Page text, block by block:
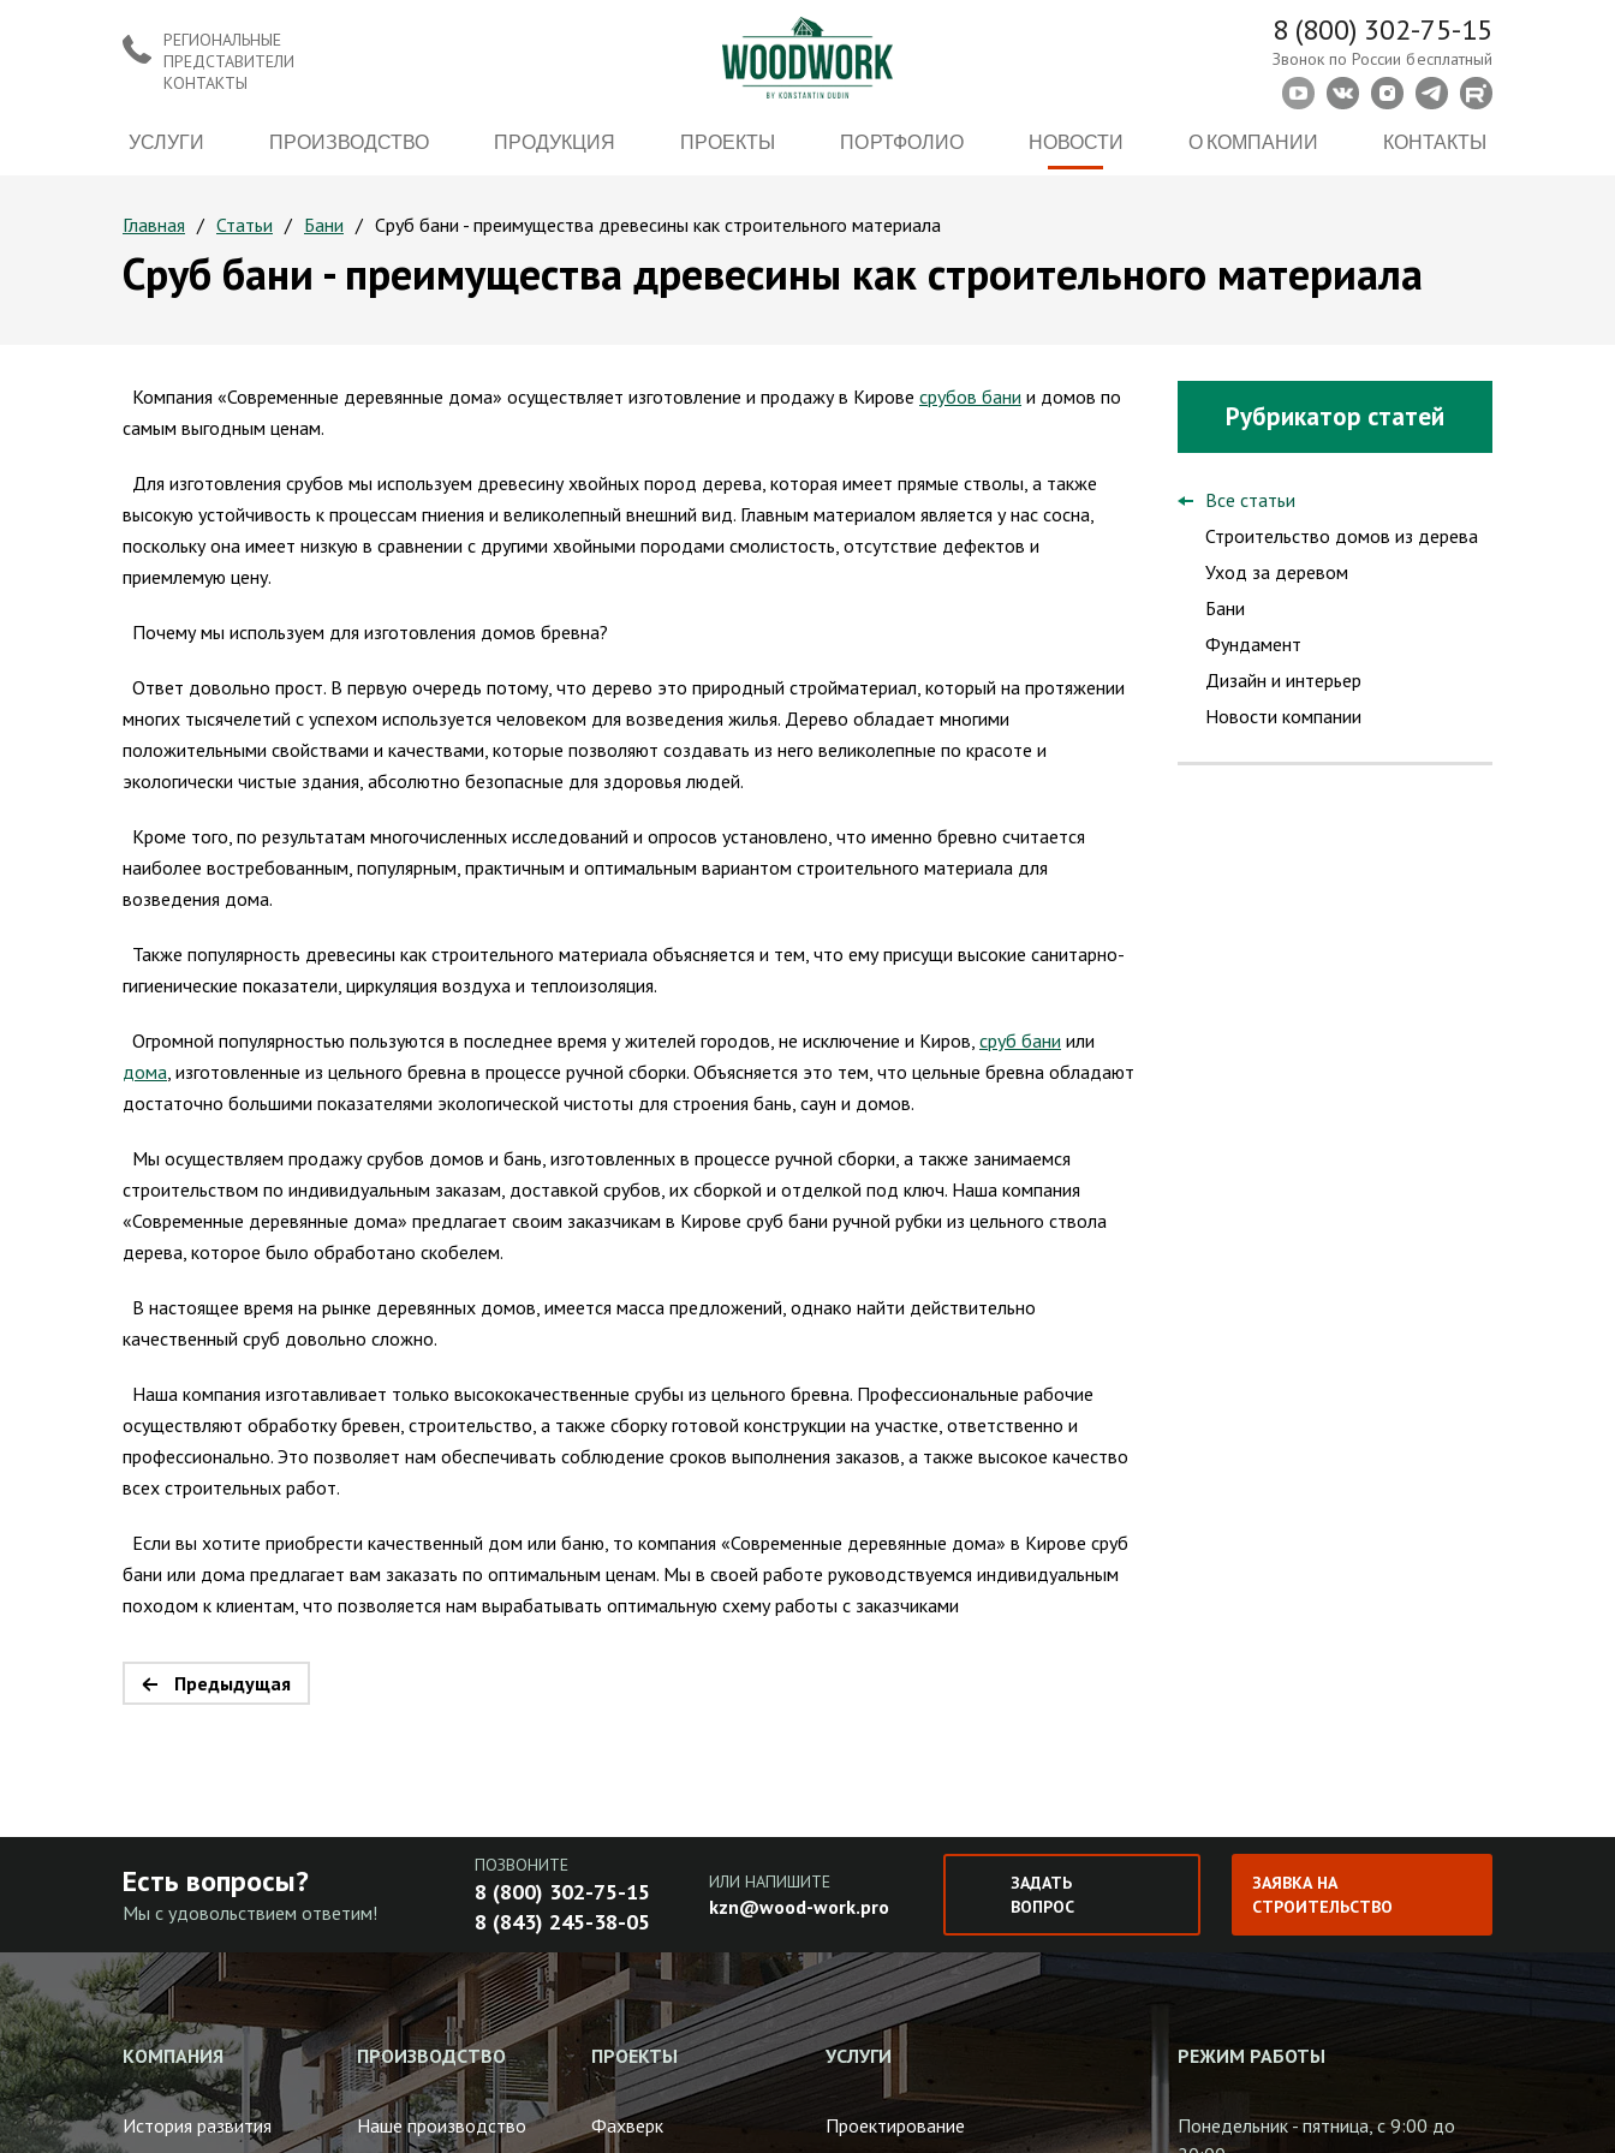
РЕГИОНАЛЬНЫЕ
ПРЕДСТАВИТЕЛИ
КОНТАКТЫ
8 (800) 302-75-15
Звонок по России бесплатный
УСЛУГИ ПРОИЗВОДСТВО ПРОДУКЦИЯ ПРОЕКТЫ ПОРТФОЛИО НОВОСТИ О КОМПАНИИ КОНТАКТЫ
Главная Статьи Бани Сруб бани - преимущества древесины как строительного материала
Сруб бани - преимущества древесины как строительного материала
Компания «Современные деревянные дома» осуществляет изготовление и продажу в Кирове срубов бани и домов по
самым выгодным ценам.
Для изготовления срубов мы используем древесину хвойных пород дерева, которая имеет прямые стволы, а также
высокую устойчивость к процессам гниения и великолепный внешний вид. Главным материалом является у нас сосна,
поскольку она имеет низкую в сравнении с другими хвойными породами смолистость, отсутствие дефектов и
приемлемую цену.
Почему мы используем для изготовления домов бревна?
Ответ довольно прост. В первую очередь потому, что дерево это природный стройматериал, который на протяжении
многих тысячелетий с успехом используется человеком для возведения жилья. Дерево обладает многими
положительными свойствами и качествами, которые позволяют создавать из него великолепные по красоте и
экологически чистые здания, абсолютно безопасные для здоровья людей.
Кроме того, по результатам многочисленных исследований и опросов установлено, что именно бревно считается
наиболее востребованным, популярным, практичным и оптимальным вариантом строительного материала для
возведения дома.
Также популярность древесины как строительного материала объясняется и тем, что ему присущи высокие санитарно-
гигиенические показатели, циркуляция воздуха и теплоизоляция.
Огромной популярностью пользуются в последнее время у жителей городов, не исключение и Киров, сруб бани или
дома, изготовленные из цельного бревна в процессе ручной сборки. Объясняется это тем, что цельные бревна обладают
достаточно большими показателями экологической чистоты для строения бань, саун и домов.
Мы осуществляем продажу срубов домов и бань, изготовленных в процессе ручной сборки, а также занимаемся
строительством по индивидуальным заказам, доставкой срубов, их сборкой и отделкой под ключ. Наша компания
«Современные деревянные дома» предлагает своим заказчикам в Кирове сруб бани ручной рубки из цельного ствола
дерева, которое было обработано скобелем.
В настоящее время на рынке деревянных домов, имеется масса предложений, однако найти действительно
качественный сруб довольно сложно.
Наша компания изготавливает только высококачественные срубы из цельного бревна. Профессиональные рабочие
осуществляют обработку бревен, строительство, а также сборку готовой конструкции на участке, ответственно и
профессионально. Это позволяет нам обеспечивать соблюдение сроков выполнения заказов, а также высокое качество
всех строительных работ.
Если вы хотите приобрести качественный дом или баню, то компания «Современные деревянные дома» в Кирове сруб
бани или дома предлагает вам заказать по оптимальным ценам. Мы в своей работе руководствуемся индивидуальным
походом к клиентам, что позволяется нам вырабатывать оптимальную схему работы с заказчиками
Предыдущая
Рубрикатор статей
Все статьи
Строительство домов из дерева
Уход за деревом
Бани
Фундамент
Дизайн и интерьер
Новости компании
Есть вопросы?
Мы с удовольствием ответим!
ПОЗВОНИТЕ
8 (800) 302-75-15
8 (843) 245-38-05
ИЛИ НАПИШИТЕ
kzn@wood-work.pro
ЗАДАТЬ
ВОПРОС
ЗАЯВКА НА
СТРОИТЕЛЬСТВО
КОМПАНИЯ
История развития
ПРОИЗВОДСТВО
Наше производство
ПРОЕКТЫ
Фахверк
УСЛУГИ
Проектирование
РЕЖИМ РАБОТЫ
Понедельник - пятница, с 9:00 до